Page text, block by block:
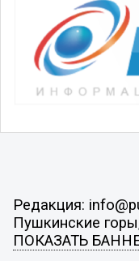
Редакция:
Пушкинские
ПОКАЗАТЬ